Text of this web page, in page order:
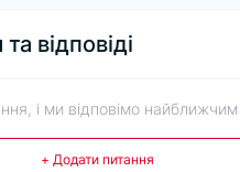
відповіді
і ми відповімо найближчим
+ Додати питання